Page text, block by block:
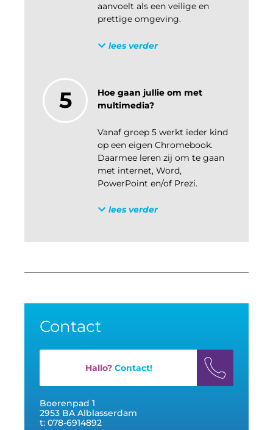
aanvoelt als een veilige en
prettige omgeving.
lees verder
5
Hoe gaan jullie om met
multimedia?
Vanaf groep 5 werkt ieder kind
op een eigen Chromebook.
Daarmee leren zij om te gaan
met internet, Word,
PowerPoint en/of Prezi.
lees verder
Contact
Hallo? Contact!
Boerenpad 1
2953 BA Alblasserdam
t: 078-6914892